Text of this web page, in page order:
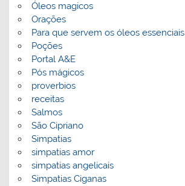
Óleos magicos
Orações
Para que servem os óleos essenciais
Poções
Portal A&E
Pós mágicos
proverbios
receitas
Salmos
São Cipriano
Simpatias
simpatias amor
simpatias angelicais
Simpatias Ciganas